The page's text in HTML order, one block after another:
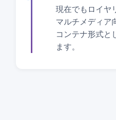
現在でもロイヤ
マルチメディア
コンテナ形式と
ます。